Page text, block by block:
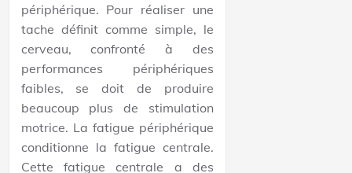
périphérique. Pour réaliser une
tache définit comme simple, le
cerveau, confronté à des
performances périphériques
faibles, se doit de produire
beaucoup plus de stimulation
motrice. La fatigue périphérique
conditionne la fatigue centrale.
Cette fatigue centrale a des